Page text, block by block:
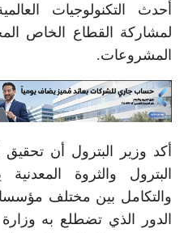
أحدث التكنولوجيات
لمشاركة القطاع الخاص
المشروعات.
أكد وزير البترول أن تحقيق
البترول والثروة
والتكامل بين مختلف
الدور الذي تضطلع به وزارة